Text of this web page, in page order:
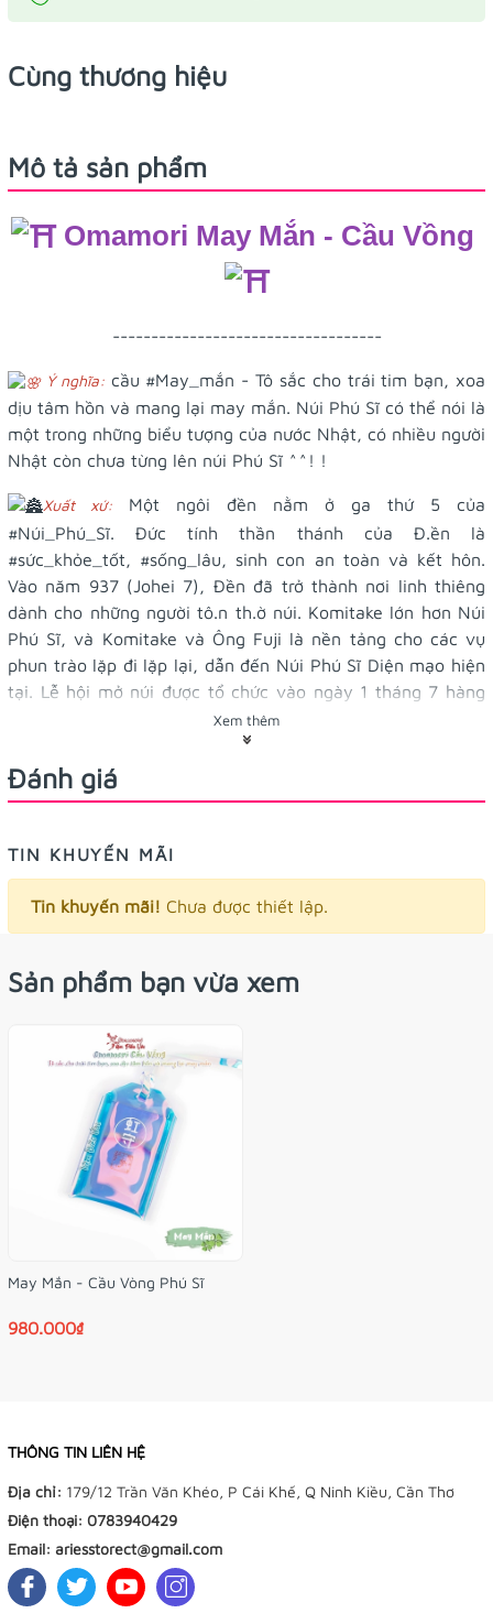
Cùng thương hiệu
Mô tả sản phẩm
Omamori May Mắn - Cầu Vồng
-----------------------------------
Ý nghĩa:cầu #May_mắn - Tô sắc cho trái tim bạn, xoa
dịu tâm hồn và mang lại may mắn. Núi Phú Sĩ có thể nói là
một trong những biểu tượng của nước Nhật, có nhiều người
Nhật còn chưa từng lên núi Phú Sĩ ^^! !
Xuất xứ: Một ngôi đền nằm ở ga thứ 5 của
#Núi_Phú_Sĩ. Đức tính thần thánh của Đ.ền là
#sức_khỏe_tốt, #sống_lâu, sinh con an toàn và kết hôn.
Vào năm 937 (Johei 7), Đền đã trở thành nơi linh thiêng
dành cho những người tô.n th.ờ núi. Komitake lớn hơn Núi
Phú Sĩ, và Komitake và Ông Fuji là nền tảng cho các vụ
phun trào lặp đi lặp lại, dẫn đến Núi Phú Sĩ Diện mạo hiện
tại. Lễ hội mở núi được tổ chức vào ngày 1 tháng 7 hàng
năm. Khu vực xung quanh nhà ga thứ năm được gọi là
" và có truyền thuyết kể rằng nơi này
từng được cai trị bởi một tengu và một tengu tên là
Komitake Tarobo Shoshin được thờ tại đền thờ như
liên quan đến Tengu, và chiếc rìu lớn trong sân nặng tới
100 kan (375 kg), người ta nói rằng chạm vào sẽ mang lại
may mắn cho bạn.
Công dụng/Tác dụng:omamori này có dây, bạn có thể
Tặng kèm vòng tay xinh xắn
Xem thêm
Đánh giá
TIN KHUYẾN MÃI
Tin khuyến mãi! Chưa được thiết lập.
Sản phẩm bạn vừa xem
May Mắn - Cầu Vòng Phú Sĩ
980.000₫
THÔNG TIN LIÊN HỆ
Địa chỉ: 179/12 Trần Văn Khéo, P Cái Khế, Q Ninh Kiều, Cần Thơ
Điện thoại: 0783940429
Email: ariesstorect@gmail.com